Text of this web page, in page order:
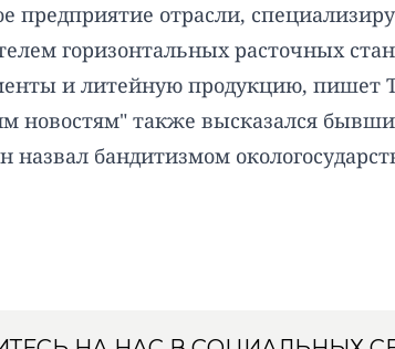
предприятие отрасли,
горизонтальных расточных
и литейную продукцию, пишет
также высказался
назвал бандитизмом